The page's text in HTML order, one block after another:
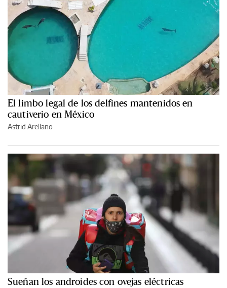
El limbo legal de los delfines mantenidos en
cautiverio en México
Astrid Arellano
Sueñan los androides con ovejas eléctricas